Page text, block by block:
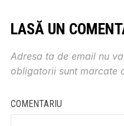
LASĂ UN
Adresa ta de email nu
obligatorii sunt marcate
COMENTARIU